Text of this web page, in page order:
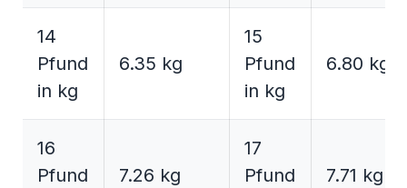
14
Pfund
in kg
6.35 kg
15
Pfund
in kg
6.80 kg
16
Pfund
7.26 kg
17
Pfund
7.71 kg